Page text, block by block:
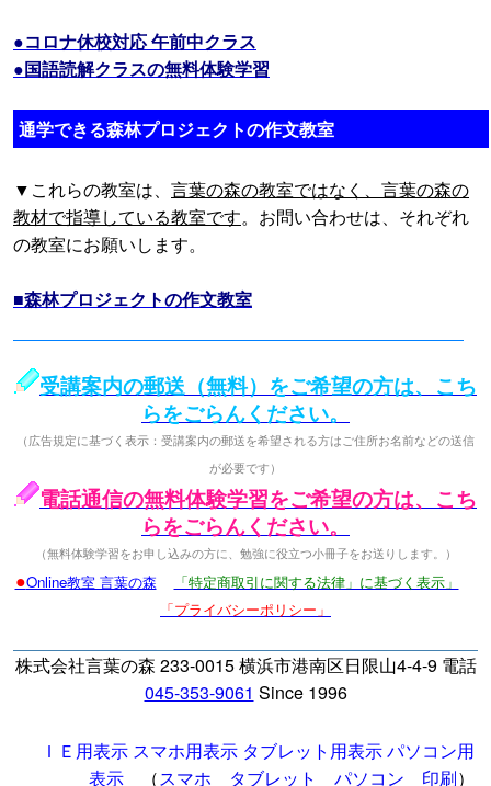
●コロナ休校対応 午前中クラス
●国語読解クラスの無料体験学習
通学できる森林プロジェクトの作文教室
▼これらの教室は、 言葉の森の教室ではなく、言葉の森の
教材で指導している教室です。お問い合わせは、それぞれ
の教室にお願いします。
■森林プロジェクトの作文教室
受講案内の郵送（無料）をご希望の方は、こち
らをごらんください。
（広告規定に基づく表示：受講案内の郵送を希望される方はご住所お名前などの送信
が必要です）
電話通信の無料体験学習をご希望の方は、こち
らをごらんください。
（無料体験学習をお申し込みの方に、勉強に役立つ小冊子をお送りします。）
●Online教室 言葉の森
「特定商取引に関する法律」に基づく表示」
「プライバシーポリシー」
株式会社言葉の森 233-0015 横浜市港南区日限山4-4-9 電話
045-353-9061 Since 1996
ＩＥ用表示 スマホ用表示 タブレット用表示パソコン用
表示 （スマホ タブレット パソコン 印刷）